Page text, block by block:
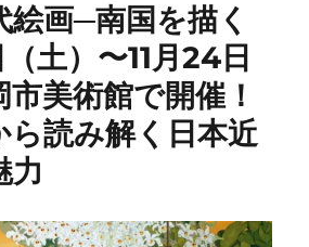
絵画─南国を描く
（土）〜11月24日
市美術館で開催！
読み解く日本近
力